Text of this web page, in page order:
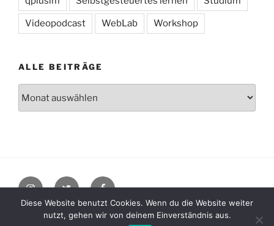
Videopodcast WebLab Workshop
ALLE BEITRÄGE
InstagramTwitter Facebook
Datenschutzerklärung Stolz präsentiert von WordPress
Diese Website benutzt Cookies. Wenn du die Website weiter
nutzt, gehen wir von deinem Einverständnis aus.